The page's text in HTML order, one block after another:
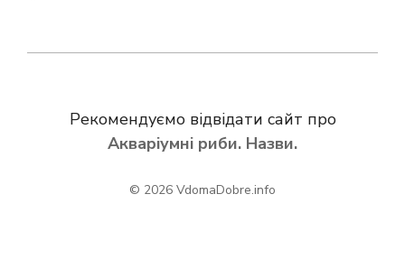
Рекомендуємо відвідати сайт про
Акваріумні риби. Назви.
© 2026 VdomaDobre.info